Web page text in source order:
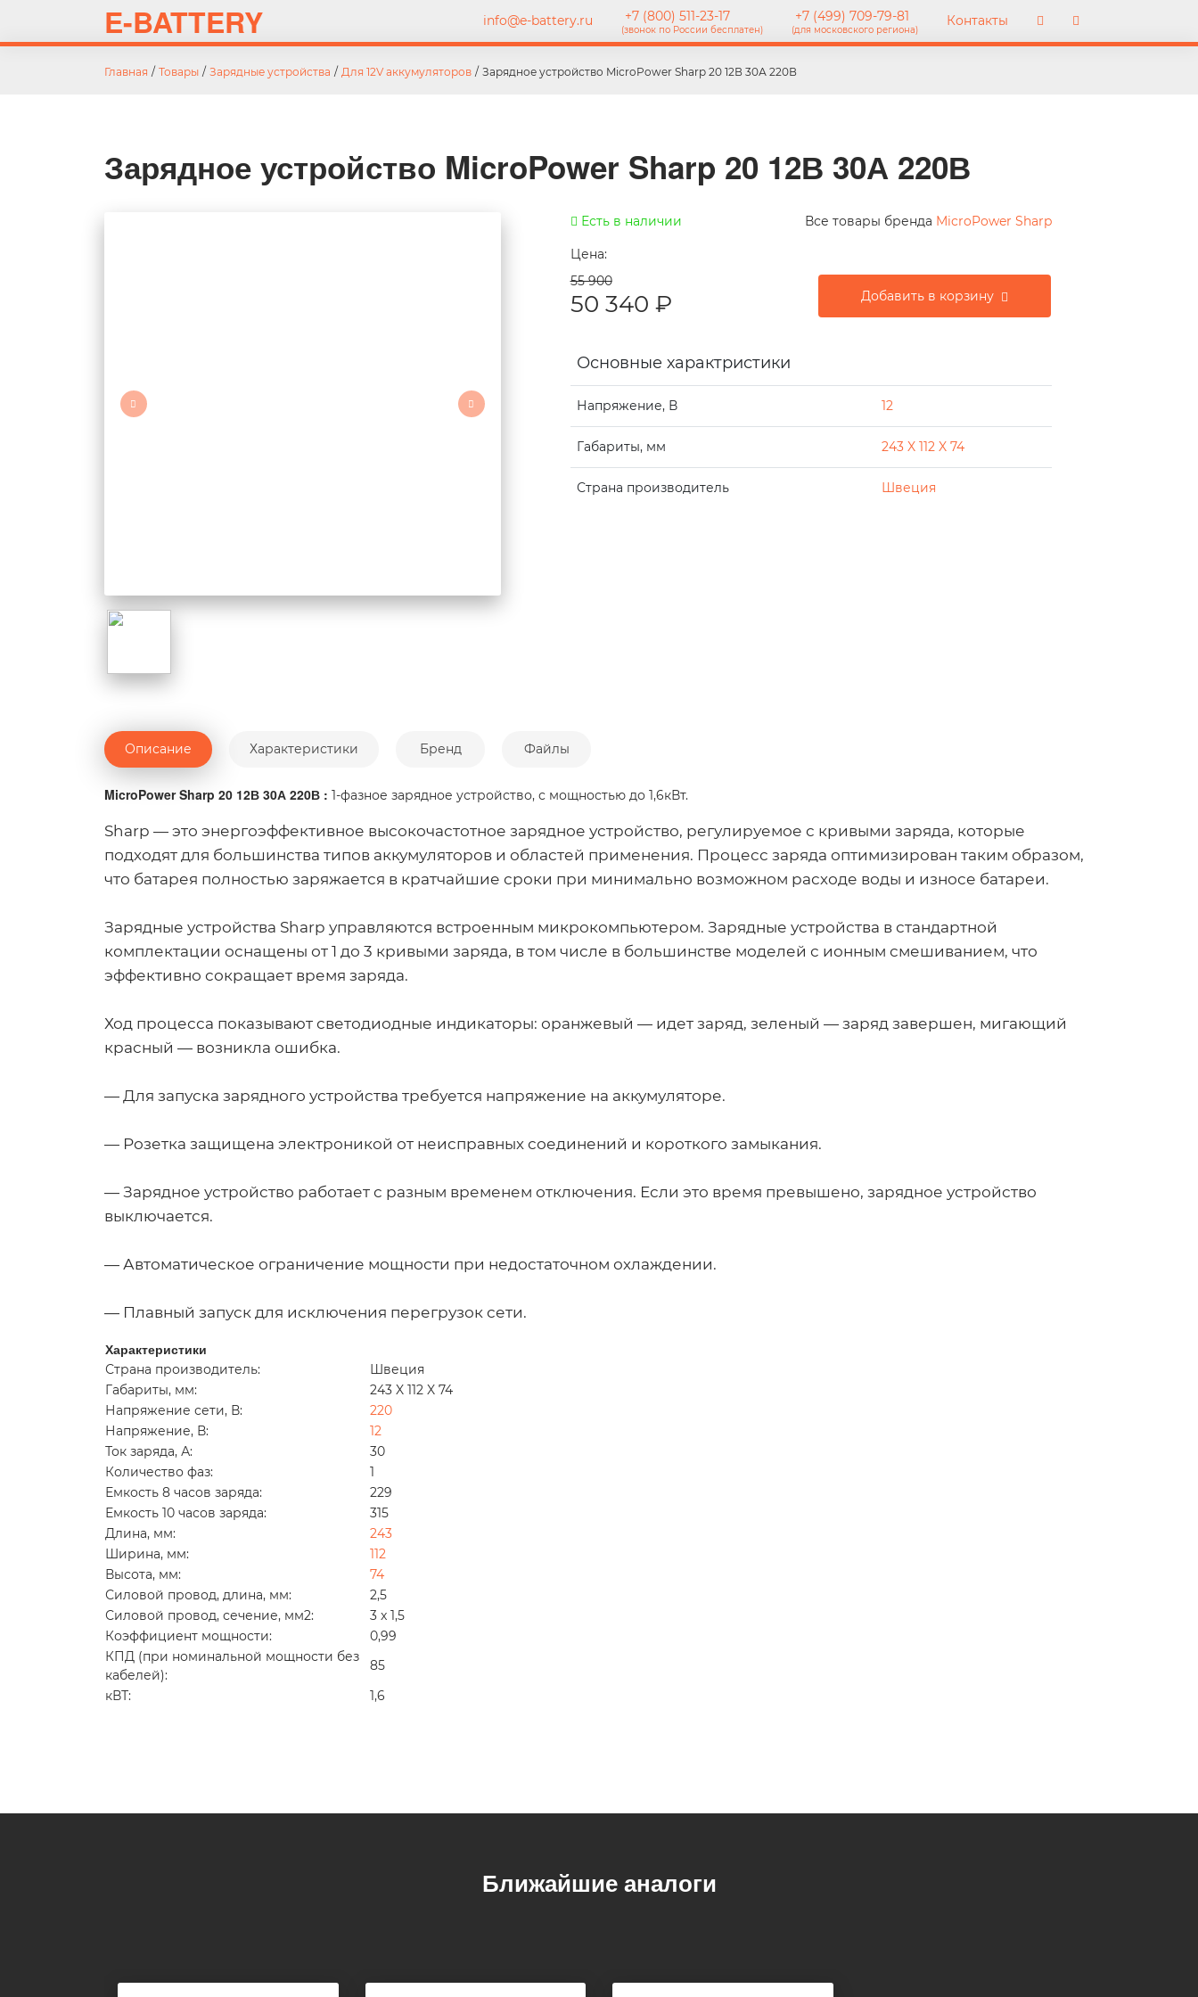
E-BATTERY info@e-battery.ru +7 (800) 511-23-17
(звонок по России бесплатен)
+7 (499) 709-79-81
(для московского региона)
Контакты
Главная / Товары / Зарядные устройства / Для 12V аккумуляторов / Зарядное устройство MicroPower Sharp 20 12В 30А 220В
Зарядное устройство MicroPower Sharp 20 12В 30А 220В
Есть в наличии Все товары бренда MicroPower Sharp
Цена:
55 900
50 340 ₽ Добавить в корзину
Основные характристики
Напряжение, В 12
Габариты, мм 243 X 112 X 74
Страна производитель Швеция
Описание Характеристики Бренд Файлы
MicroPower Sharp 20 12В 30А 220В : 1-фазное зарядное устройство, с мощностью до 1,6кВт.
Sharp — это энергоэффективное высокочастотное зарядное устройство, регулируемое с кривыми заряда, которые
подходят для большинства типов аккумуляторов и областей применения. Процесс заряда оптимизирован таким образом,
что батарея полностью заряжается в кратчайшие сроки при минимально возможном расходе воды и износе батареи.
Зарядные устройства Sharp управляются встроенным микрокомпьютером. Зарядные устройства в стандартной
комплектации оснащены от 1 до 3 кривыми заряда, в том числе в большинстве моделей с ионным смешиванием, что
эффективно сокращает время заряда.
Ход процесса показывают светодиодные индикаторы: оранжевый — идет заряд, зеленый — заряд завершен, мигающий
красный — возникла ошибка.
— Для запуска зарядного устройства требуется напряжение на аккумуляторе.
— Розетка защищена электроникой от неисправных соединений и короткого замыкания.
— Зарядное устройство работает с разным временем отключения. Если это время превышено, зарядное устройство
выключается.
— Автоматическое ограничение мощности при недостаточном охлаждении.
— Плавный запуск для исключения перегрузок сети.
Характеристики
Страна производитель:
Швеция
Габариты, мм:
243 X 112 X 74
Напряжение сети, В:
220
Напряжение, В:
12
Ток заряда, А:
30
Количество фаз:
1
Емкость 8 часов заряда:
229
Емкость 10 часов заряда:
315
Длина, мм:
243
Ширина, мм:
112
Высота, мм:
74
Силовой провод, длина, мм:
2,5
Силовой провод, сечение, мм2:
3 x 1,5
Коэффициент мощности:
0,99
КПД (при номинальной мощности без
кабелей):
85
кВТ:
1,6
Ближайшие аналоги